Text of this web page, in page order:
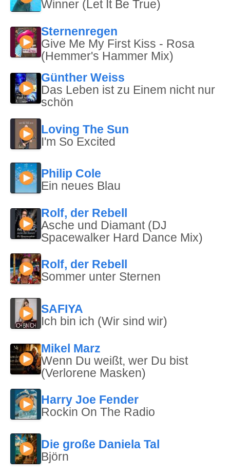
Winner (Let It Be True)
Sternenregen
Give Me My First Kiss - Rosa
(Hemmer's Hammer Mix)
Günther Weiss
Das Leben ist zu Einem nicht nur
schön
Loving The Sun
I'm So Excited
Philip Cole
Ein neues Blau
Rolf, der Rebell
Asche und Diamant (DJ
Spacewalker Hard Dance Mix)
Rolf, der Rebell
Sommer unter Sternen
SAFIYA
Ich bin ich (Wir sind wir)
Mikel Marz
Wenn Du weißt, wer Du bist
(Verlorene Masken)
Harry Joe Fender
Rockin On The Radio
Die große Daniela Tal
Björn